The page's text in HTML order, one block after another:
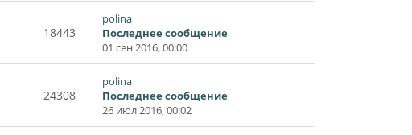
18443
polina
Последнее сообщение
01 сен 2016, 00:00
24308
polina
Последнее сообщение
26 июл 2016, 00:02